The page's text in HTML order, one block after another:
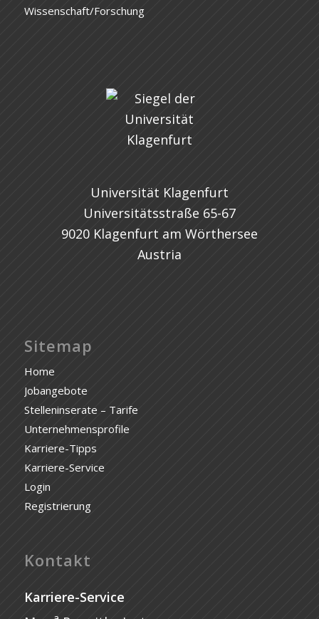
Wissenschaft/Forschung
Universität Klagenfurt
Universitätsstraße 65-67
9020 Klagenfurt am Wörthersee
Austria
Sitemap
Home
Jobangebote
Stelleninserate – Tarife
Unternehmensprofile
Karriere-Tipps
Karriere-Service
Login
Registrierung
Kontakt
Karriere-Service